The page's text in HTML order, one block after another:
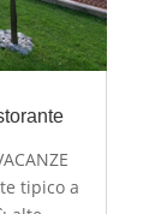
tipico a